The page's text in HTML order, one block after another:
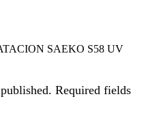
SAEKO S58 UV
Required fields